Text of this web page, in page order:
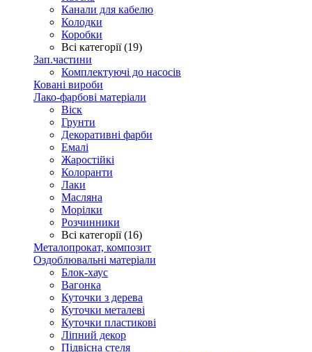
Канали для кабелю
Колодки
Коробки
Всі категорії (19)
Зап.частини
Комплектуючі до насосів
Ковані вироби
Лако-фарбові матеріали
Віск
Грунти
Декоративні фарби
Емалі
Жаростійкі
Колоранти
Лаки
Масляна
Морілки
Розчинники
Всі категорії (16)
Металопрокат, композит
Оздоблювальні матеріали
Блок-хаус
Вагонка
Куточки з дерева
Куточки металеві
Куточки пластикові
Ліпний декор
Підвісна стеля